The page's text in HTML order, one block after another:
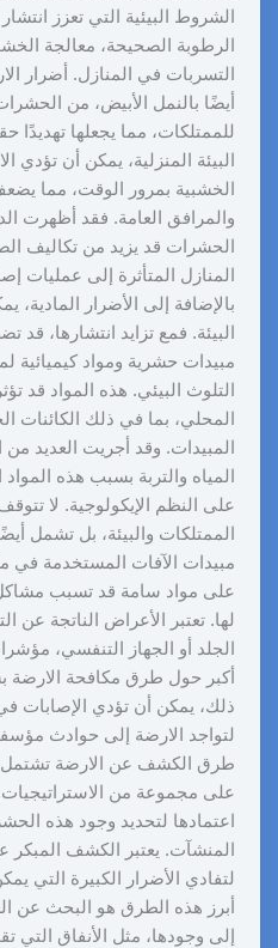
الشروط البيئية التي تعزز
الرطوبة الصحيحة، معالجة
التسربات في المنازل. أضرار
أيضًا بالنمل الأبيض، من
للممتلكات، مما يجعلها تهديدًا
البيئة المنزلية، يمكن أن تؤدي
الخشبية بمرور الوقت، مما
والمرافق العامة. فقد أظهرت
الحشرات قد يزيد من تكاليف
المنازل المتأثرة إلى عمليات
بالإضافة إلى الأضرار المادية،
البيئة. فمع تزايد انتشارها،
مبيدات حشرية ومواد كيميائية
التلوث البيئي. هذه المواد قد
المحلي، بما في ذلك الكائنات
المبيدات. وقد أجريت العديد
المياه والتربة بسبب هذه المواد
على النظم الإيكولوجية. لا
الممتلكات والبيئة، بل تشمل
مبيدات الآفات المستخدمة في
على مواد سامة قد تسبب
لها. تعتبر الأعراض الناتجة عن
الجلد أو الجهاز التنفسي،
أكبر حول طرق مكافحة الارضة
ذلك، يمكن أن تؤدي الإصابات
لتواجد الارضة إلى حوادث
طرق الكشف عن الارضة
على مجموعة من الاستراتيجيات
اعتمادها لتحديد وجود هذه
المنشآت. يعتبر الكشف المبكر
لتفادي الأضرار الكبيرة التي
أبرز هذه الطرق هو البحث عن
إلى وجودها، مثل الأنفاق التي